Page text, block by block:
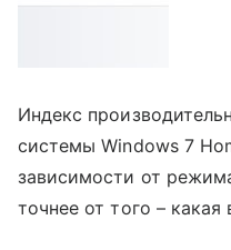
Индекс
системы Windows 7
зависимости от
точнее от того – какая